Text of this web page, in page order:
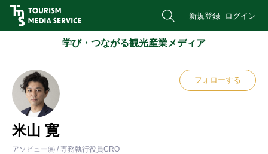
新規登録 ログイン
学び・つながる観光産業メディア
米山 寛
アソビュー㈱ / 専務執行役員CRO
フォローする